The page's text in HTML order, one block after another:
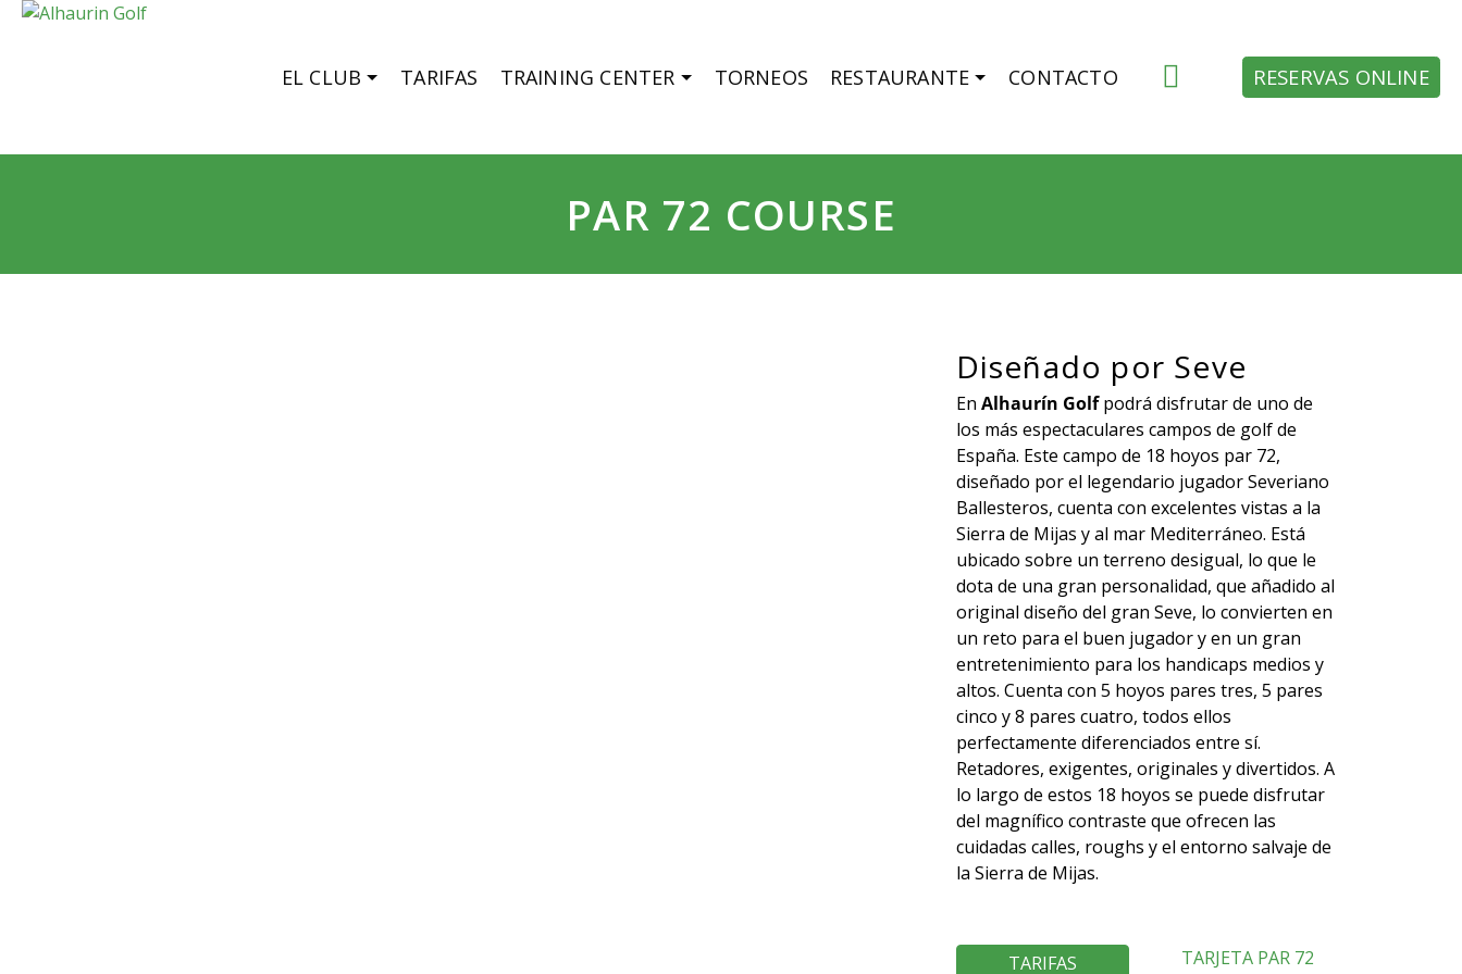
EL CLUB TARIFAS TRAINING CENTER TORNEOS RESTAURANTE CONTACTO RESERVAS ONLINE
PAR 72 COURSE
Diseñado por Seve
En Alhaurín Golfpodrá disfrutar de uno de
los más espectaculares campos de golf de
España. Este campo de 18 hoyos par 72,
diseñado por el legendario jugador Severiano
Ballesteros, cuenta con excelentes vistas a la
Sierra de Mijas y al mar Mediterráneo. Está
ubicado sobre un terreno desigual, lo que le
dota de una gran personalidad, que añadido al
original diseño del gran Seve, lo convierten en
un reto para el buen jugador y en un gran
entretenimiento para los handicaps medios y
altos. Cuenta con 5 hoyos pares tres, 5 pares
cinco y 8 pares cuatro, todos ellos
perfectamente diferenciados entre sí.
Retadores, exigentes, originales y divertidos. A
lo largo de estos 18 hoyos se puede disfrutar
del magnífico contraste que ofrecen las
cuidadas calles, roughs y el entorno salvaje de
la Sierra de Mijas.
TARIFAS TARJETA PAR 72